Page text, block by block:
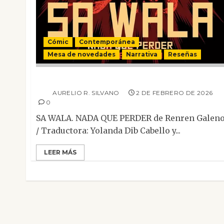
Cómic
Contemporánea
Mesa de novedades
Narrativa Reseñas
AURELIO R. SILVANO
2 DE FEBRERO DE 2026
0
SA WALA. NADA QUE PERDER de Renren
/ Traductora: Yolanda Dib Cabello y...
LEER MÁS